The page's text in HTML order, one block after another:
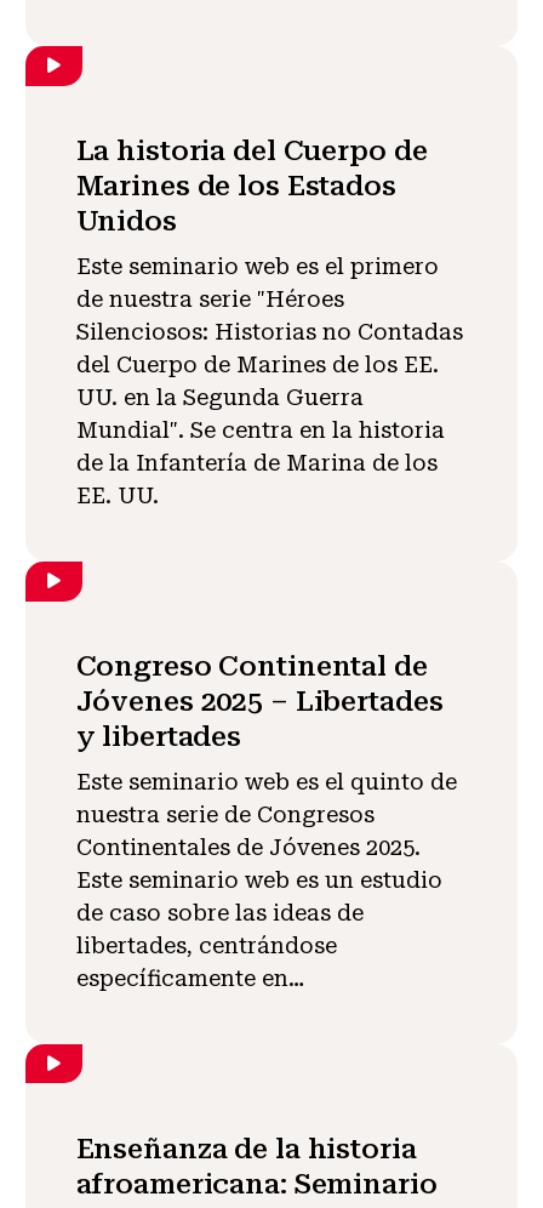
La historia del Cuerpo de
Marines de los Estados
Unidos
Este seminario web es el primero
de nuestra serie "Héroes
Silenciosos: Historias no Contadas
del Cuerpo de Marines de los EE.
UU. en la Segunda Guerra
Mundial". Se centra en la historia
de la Infantería de Marina de los
EE. UU.
Congreso Continental de
Jóvenes 2025 – Libertades
y libertades
Este seminario web es el quinto de
nuestra serie de Congresos
Continentales de Jóvenes 2025.
Este seminario web es un estudio
de caso sobre las ideas de
libertades, centrándose
específicamente en…
Enseñanza de la historia
afroamericana: Seminario